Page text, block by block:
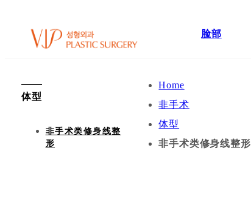
脸部
体型
非手术类修身线整
形
Home
非手术
体型
非手术类修身线整形